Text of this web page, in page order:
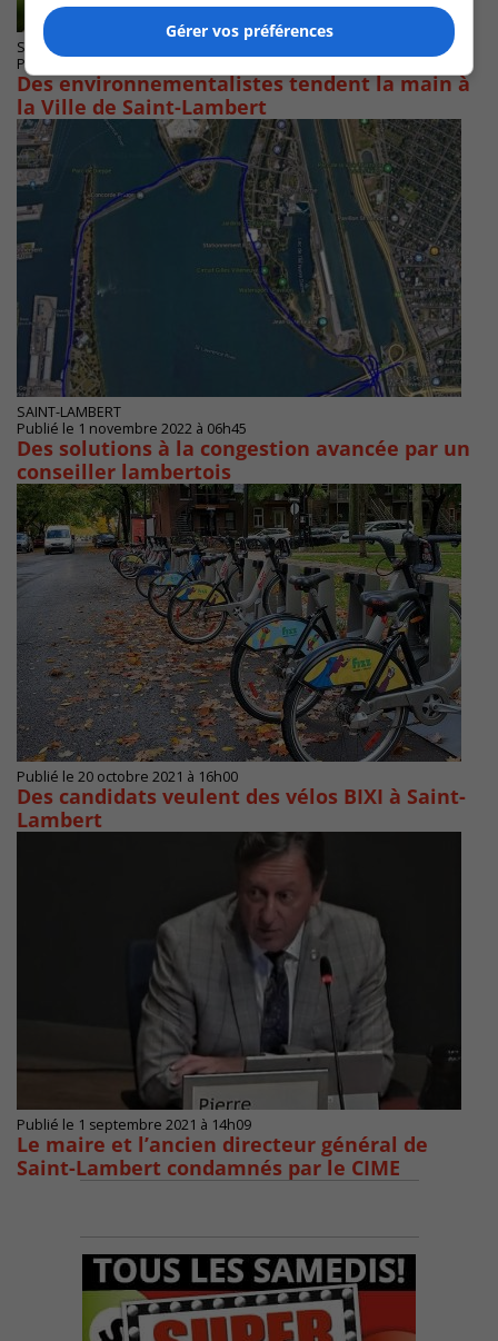
SAINT-LAMBERT
Publié le 20 janvier 2023 à 07h09
Des environnementalistes tendent la main à
la Ville de Saint-Lambert
SAINT-LAMBERT
Publié le 1 novembre 2022 à 06h45
Des solutions à la congestion avancée par un
conseiller lambertois
Publié le 20 octobre 2021 à 16h00
Des candidats veulent des vélos BIXI à Saint-
Lambert
Publié le 1 septembre 2021 à 14h09
Le maire et l’ancien directeur général de
Saint-Lambert condamnés par le CIME
Gérer vos préférences